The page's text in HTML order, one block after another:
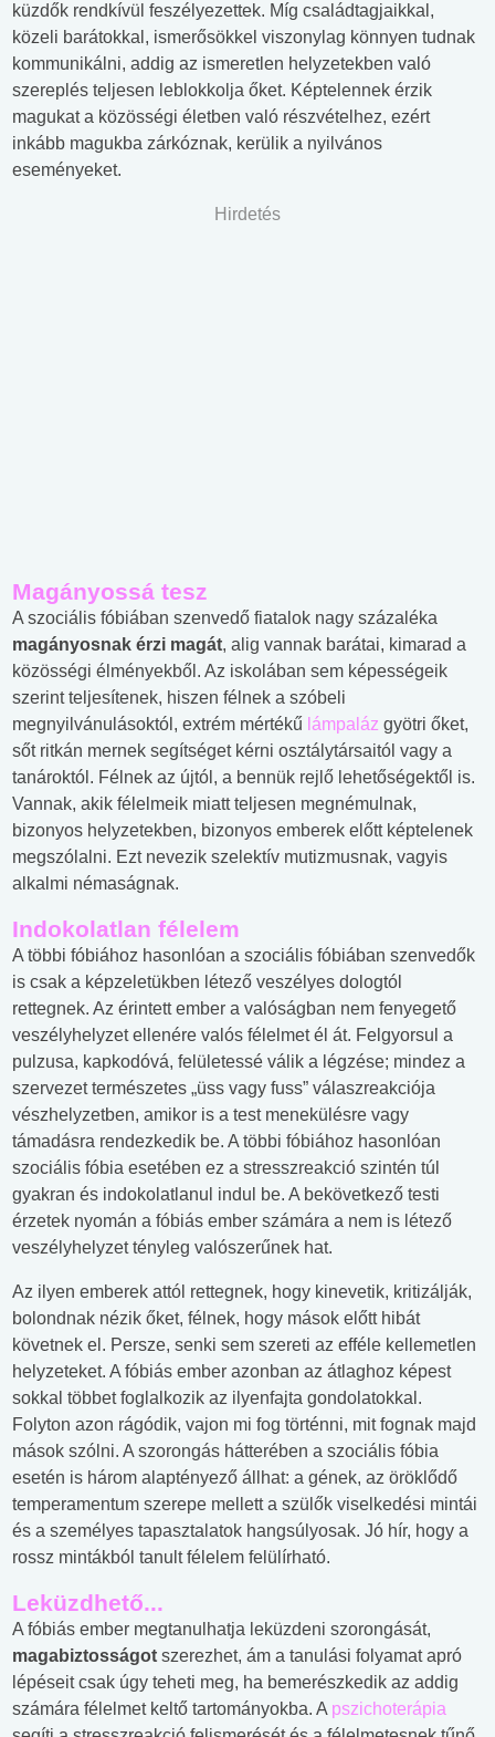
küzdők rendkívül feszélyezettek. Míg családtagjaikkal,
közeli barátokkal, ismerősökkel viszonylag könnyen tudnak
kommunikálni, addig az ismeretlen helyzetekben való
szereplés teljesen leblokkolja őket. Képtelennek érzik
magukat a közösségi életben való részvételhez, ezért
inkább magukba zárkóznak, kerülik a nyilvános
eseményeket.
Hirdetés
Magányossá tesz
A szociális fóbiában szenvedő fiatalok nagy százaléka
magányosnak érzi magát, alig vannak barátai, kimarad a
közösségi élményekből. Az iskolában sem képességeik
szerint teljesítenek, hiszen félnek a szóbeli
megnyilvánulásoktól, extrém mértékű lámpaláz gyötri őket,
sőt ritkán mernek segítséget kérni osztálytársaitól vagy a
tanároktól. Félnek az újtól, a bennük rejlő lehetőségektől is.
Vannak, akik félelmeik miatt teljesen megnémulnak,
bizonyos helyzetekben, bizonyos emberek előtt képtelenek
megszólalni. Ezt nevezik szelektív mutizmusnak, vagyis
alkalmi némaságnak.
Indokolatlan félelem
A többi fóbiához hasonlóan a szociális fóbiában szenvedők
is csak a képzeletükben létező veszélyes dologtól
rettegnek. Az érintett ember a valóságban nem fenyegető
veszélyhelyzet ellenére valós félelmet él át. Felgyorsul a
pulzusa, kapkodóvá, felületessé válik a légzése; mindez a
szervezet természetes „üss vagy fuss” válaszreakciója
vészhelyzetben, amikor is a test menekülésre vagy
támadásra rendezkedik be. A többi fóbiához hasonlóan
szociális fóbia esetében ez a stresszreakció szintén túl
gyakran és indokolatlanul indul be. A bekövetkező testi
érzetek nyomán a fóbiás ember számára a nem is létező
veszélyhelyzet tényleg valószerűnek hat.
Az ilyen emberek attól rettegnek, hogy kinevetik, kritizálják,
bolondnak nézik őket, félnek, hogy mások előtt hibát
követnek el. Persze, senki sem szereti az efféle kellemetlen
helyzeteket. A fóbiás ember azonban az átlaghoz képest
sokkal többet foglalkozik az ilyenfajta gondolatokkal.
Folyton azon rágódik, vajon mi fog történni, mit fognak majd
mások szólni. A szorongás hátterében a szociális fóbia
esetén is három alaptényező állhat: a gének, az öröklődő
temperamentum szerepe mellett a szülők viselkedési mintái
és a személyes tapasztalatok hangsúlyosak. Jó hír, hogy a
rossz mintákból tanult félelem felülírható.
Leküzdhető...
A fóbiás ember megtanulhatja leküzdeni szorongását,
magabiztosságot szerezhet, ám a tanulási folyamat apró
lépéseit csak úgy teheti meg, ha bemerészkedik az addig
számára félelmet keltő tartományokba. A pszichoterápia